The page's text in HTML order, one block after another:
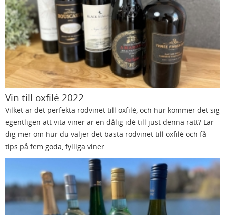
Vin till oxfilé 2022
Vilket är det perfekta rödvinet till oxfilé, och hur kommer det sig
egentligen att vita viner är en dålig idé till just denna rätt? Lär
dig mer om hur du väljer det bästa rödvinet till oxfilé och få
tips på fem goda, fylliga viner.